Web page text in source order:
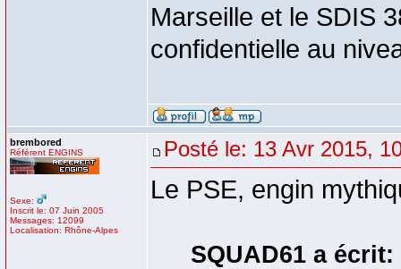
Marseille et le SDIS
confidentielle au
brembored
Référent ENGINS
Sexe:
Inscrit le: 07 Juin 2005
Messages: 12099
Localisation: Rhône-Alpes
Posté le: 13 Avr 2015,
Le PSE, engin
SQUAD61 a écrit: